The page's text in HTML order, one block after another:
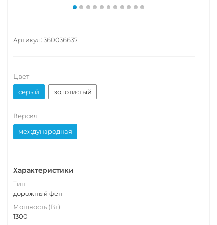
Артикул: 360036637
Цвет
серый
золотистый
Версия
международная
Характеристики
Тип
дорожный фен
Мощность (Вт)
1300